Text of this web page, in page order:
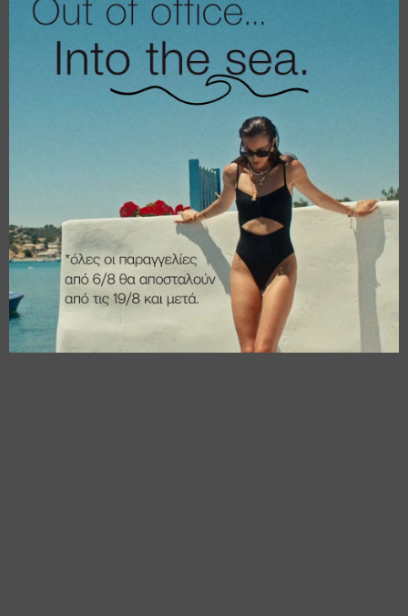
Βραχιόλι Branch
€18,00
€14,40
Βραχιόλι
16,00
12,80